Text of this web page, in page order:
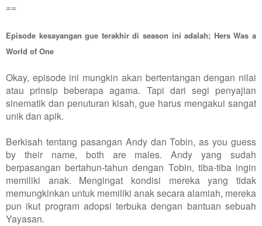
==
Episode kesayangan gue terakhir di season ini adalah; Hers Was a
World of One
Okay, episode ini mungkin akan bertentangan dengan nilai
atau prinsip beberapa agama. Tapi dari segi penyajian
sinematik dan penuturan kisah, gue harus mengakui sangat
unik dan apik.
Berkisah tentang pasangan Andy dan Tobin, as you guess
by their name, both are males. Andy yang sudah
berpasangan bertahun-tahun dengan Tobin, tiba-tiba ingin
memiliki anak. Mengingat kondisi mereka yang tidak
memungkinkan untuk memiliki anak secara alamiah, mereka
pun ikut program adopsi terbuka dengan bantuan sebuah
Yayasan.